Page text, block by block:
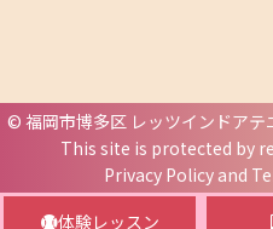
© 福岡市博多区 レッツインドアテ
This site is protected by
Privacy Policy and
体験レッスン